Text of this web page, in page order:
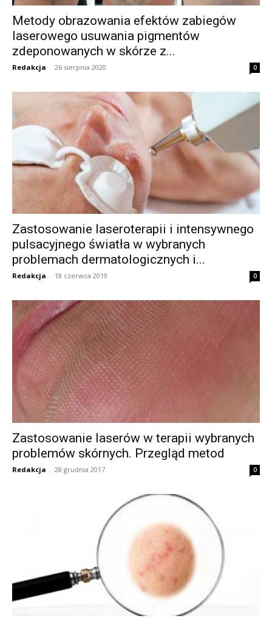
Metody obrazowania efektów zabiegów
laserowego usuwania pigmentów
zdeponowanych w skórze z...
Redakcja - 26 sierpnia 2020 0
Zastosowanie laseroterapii i intensywnego
pulsacyjnego światła w wybranych
problemach dermatologicznych i...
Redakcja - 18 czerwca 2019 0
Zastosowanie laserów w terapii wybranych
problemów skórnych. Przegląd metod
Redakcja - 28 grudnia 2017 0